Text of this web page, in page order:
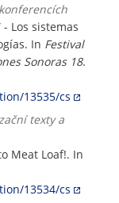
- Los sistemas
In Festival
Sonoras 18.
13535/cs
texty a
Meat Loaf!. In
13534/cs